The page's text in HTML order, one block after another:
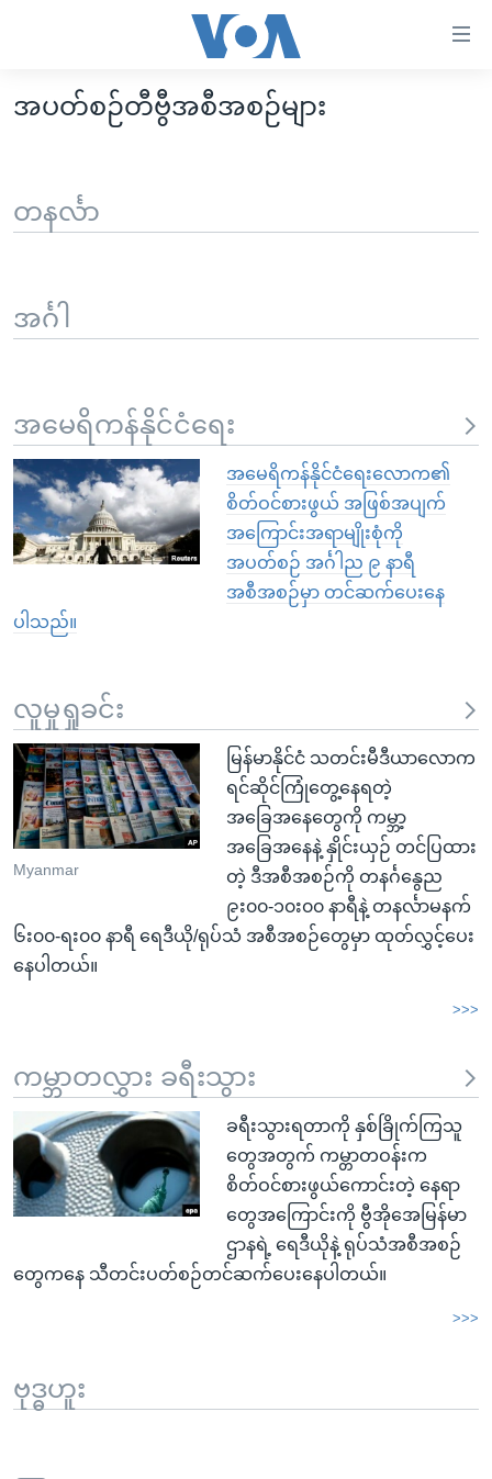
လွယ်ကူ
Link
အကြောင်းအရာ
ရန်
ပင်မ
ညွန်း
စာမျက်နှာ
ကျော်
ရှာဖွေ
ရန်
နေရာ
ကျော်
ရန်
မူလစာမျက်နှာ
ကမ္ဘာ့သတင်းများ
နိုင်ငံတကာ
တရုတ်
ဗွီဒီယို
ရပ်ဝန်းတခု လမ်းတခု အလွန်
မကြေးမုံရဲ့ အင်္ဂလိပ်စာ
ရုပ်ရှင်ထဲက အင်္ဂလိပ်စာ
သုတပဒေသာ အင်္ဂလိပ်စာ
ရေဒီယို
တီဗွီ
ရေဒီယိုနှင့်ရုပ်သံ အချက်အလက်များ
ရေဒီယို/တီဗွီအစီအစဉ်
Learning English
ဘာသာစကားများ
အပတ်စဉ်တီဗွီအစီအစဉ်များ
တနင်္လာ
အင်္ဂါ
အမေရိကန်နိုင်ငံရေး
အမေရိကန်နိုင်ငံရေးလောက၏
စိတ်ဝင်စားဖွယ် အဖြစ်အပျက်
အကြောင်းအရာမျိုးစုံကို
အပတ်စဉ် အင်္ဂါည ၉ နာရီ
အစီအစဉ်မှာ တင်ဆက်ပေးနေ
ပါသည်။
လူမှုရှုခင်း
Myanmar
မြန်မာနိုင်ငံ သတင်းမီဒီယာလောက
ရင်ဆိုင်ကြုံတွေ့နေရတဲ့
အခြေအနေတွေကို ကမ္ဘာ့
အခြေအနေနဲ့ နှိုင်းယှဉ် တင်ပြထား
တဲ့ ဒီအစီအစဉ်ကို တနင်္ဂနွေည
၉း၀၀-၁၀း၀၀ နာရီနဲ့ တနင်္လာမနက်
၆း၀၀-ရး၀၀ နာရီ ရေဒီယို/ရုပ်သံ အစီအစဉ်တွေမှာ ထုတ်လွှင့်ပေး
နေပါတယ်။
>>>
ကမ္ဘာတလွှား ခရီးသွား
ခရီးသွားရတာကို နှစ်ခြိုက်ကြသူ
တွေအတွက် ကမ္တာတဝန်းက
စိတ်ဝင်စားဖွယ်ကောင်းတဲ့ နေရာ
တွေအကြောင်းကို ဗွီအိုအေမြန်မာ
ဌာနရဲ့ ရေဒီယိုနဲ့ ရုပ်သံအစီအစဉ်
တွေကနေ သီတင်းပတ်စဉ်တင်ဆက်ပေးနေပါတယ်။
>>>
ဗုဒ္ဓဟူး